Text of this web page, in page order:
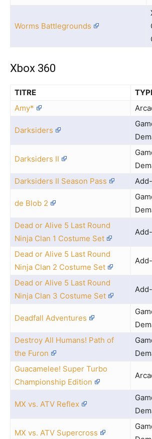
Worms Battlegrounds
Xbox 360
TITRE
Amy*
Darksiders
Darksiders II
Darksiders II Season Pass
de Blob 2
Dead or Alive 5 Last Round
Ninja Clan 1 Costume Set
Dead or Alive 5 Last Round
Ninja Clan 2 Costume Set
Dead or Alive 5 Last Round
Ninja Clan 3 Costume Set
Deadfall Adventures
Destroy All Humans! Path of
the Furon
Guacamelee! Super Turbo
Championship Edition
MX vs. ATV Reflex
MX vs. ATV Supercross